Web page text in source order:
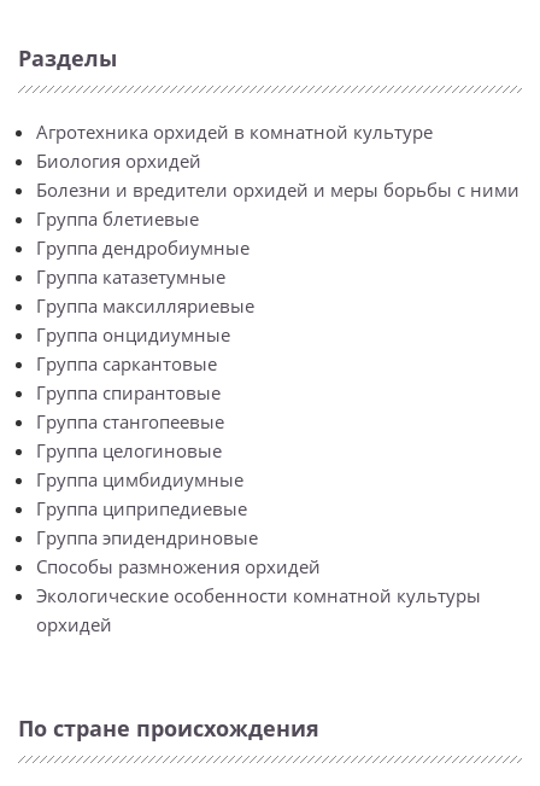
Разделы
Агротехника орхидей в комнатной культуре
Биология орхидей
Болезни и вредители орхидей и меры борьбы с ними
Группа блетиевые
Группа дендробиумные
Группа катазетумные
Группа максилляриевые
Группа онцидиумные
Группа саркантовые
Группа спирантовые
Группа стангопеевые
Группа целогиновые
Группа цимбидиумные
Группа циприпедиевые
Группа эпидендриновые
Способы размножения орхидей
Экологические особенности комнатной культуры
орхидей
По стране происхождения